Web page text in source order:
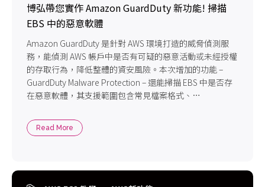
博弘帶您實作 Amazon GuardDuty 新功能! 掃描
EBS 中的惡意軟體
Amazon GuardDuty 是針對 AWS 環境打造的威脅偵測服
務，能偵測 AWS 帳戶中是否有可疑的惡意活動或未經授權
的存取行為，降低整體的資安風險。本次增加的功能 –
GuardDuty Malware Protection – 還能掃描 EBS 中是否存
在惡意軟體，其支援範圍包含常見檔案格式、
上的容器化服務。現在您不必再為 EC2 個別安裝 Agent 或
監控軟體，也能確保 EC2 的 EBS 硬碟安全無虞。
Read More